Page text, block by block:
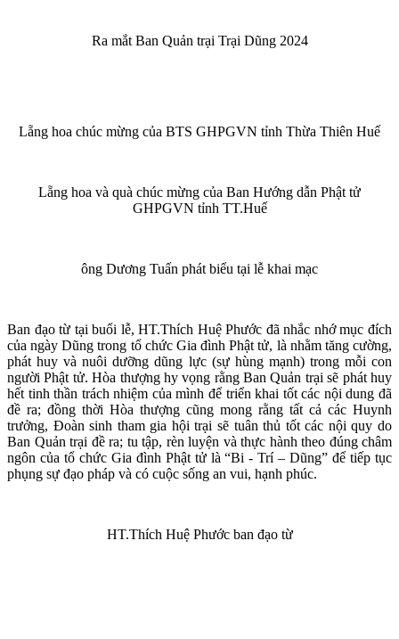
Ra mắt Ban Quản trại Trại Dũng 2024
Lẵng hoa chúc mừng của BTS GHPGVN tỉnh Thừa Thiên Huế
Lẵng hoa và quà chúc mừng của Ban Hướng dẫn Phật tử
GHPGVN tỉnh TT.Huế
ông Dương Tuấn phát biểu tại lễ khai mạc
Ban đạo từ tại buổi lễ, HT.Thích Huệ Phước đã nhắc nhớ mục đích
của ngày Dũng trong tổ chức Gia đình Phật tử, là nhằm tăng cường,
phát huy và nuôi dưỡng dũng lực (sự hùng mạnh) trong mỗi con
người Phật tử. Hòa thượng hy vọng rằng Ban Quản trại sẽ phát huy
hết tinh thần trách nhiệm của mình để triển khai tốt các nội dung đã
đề ra; đồng thời Hòa thượng cũng mong rằng tất cả các Huynh
trưởng, Đoàn sinh tham gia hội trại sẽ tuân thủ tốt các nội quy do
Ban Quản trại đề ra; tu tập, rèn luyện và thực hành theo đúng châm
ngôn của tổ chức Gia đình Phật tử là “Bi - Trí – Dũng” để tiếp tục
phụng sự đạo pháp và có cuộc sống an vui, hạnh phúc.
HT.Thích Huệ Phước ban đạo từ